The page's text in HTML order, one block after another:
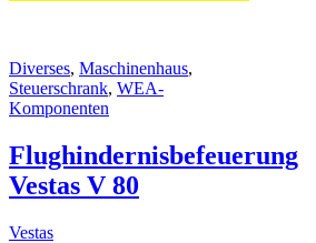
Diverses, Maschinenhaus,
Steuerschrank, WEA-
Komponenten
Flughindernisbefeuerung
Vestas V 80
Vestas